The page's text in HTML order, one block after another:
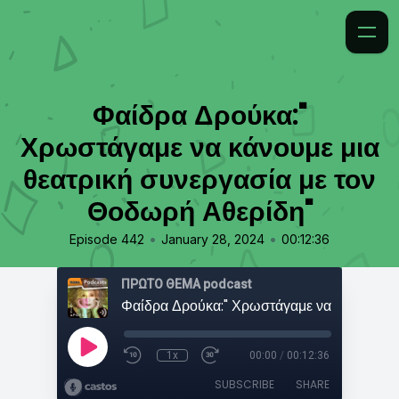
Φαίδρα Δρούκα:"
Χρωστάγαμε να κάνουμε μια
θεατρική συνεργασία με τον
Θοδωρή Αθερίδη"
Episode 442 • January 28, 2024 • 00:12:36
ΠΡΩΤΟ ΘΕΜΑ podcast
1x 00:00 / 00:12:36
SUBSCRIBE SHARE